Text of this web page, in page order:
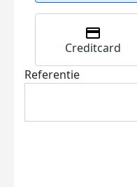
Creditcard
Referentie